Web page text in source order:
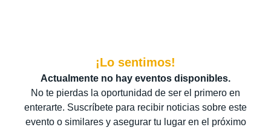
¡Lo sentimos!
Actualmente no hay eventos disponibles.
No te pierdas la oportunidad de ser el primero en
enterarte. Suscríbete para recibir noticias sobre este
evento o similares y asegurar tu lugar en el próximo